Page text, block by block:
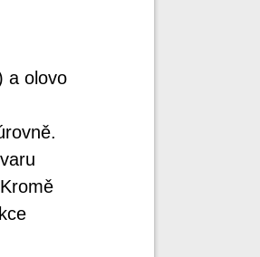
a olovo